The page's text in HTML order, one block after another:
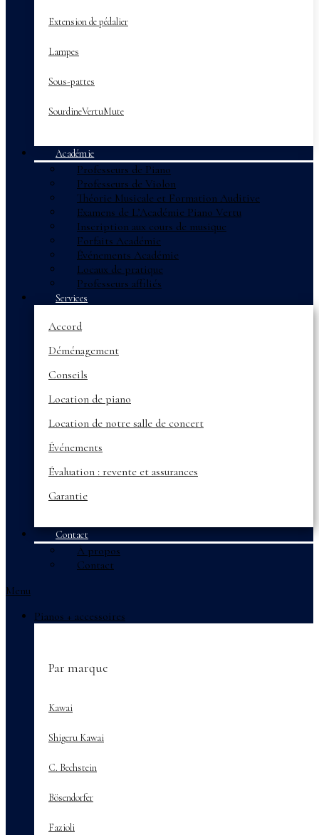
Extension de pédalier
Lampes
Sous-pattes
SourdineVertuMute
Académie
Professeurs de Piano
Professeurs de Violon
Théorie Musicale et Formation Auditive
Examens de L’Académie Piano Vertu
Inscription aux cours de musique
Forfaits Académie
Événements Académie
Locaux de pratique
Professeurs affiliés
Services
Accord
Déménagement
Conseils
Location de piano
Location de notre salle de concert
Événements
Évaluation : revente et assurances
Garantie
Contact
À propos
Contact
Menu
Pianos + accessoires
Par marque
Kawai
Shigeru Kawai
C. Bechstein
Bösendorfer
Fazioli